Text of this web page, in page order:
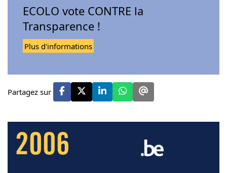
ECOLO vote CONTRE la
Transparence !
Plus d'informations
Partagez sur
2006